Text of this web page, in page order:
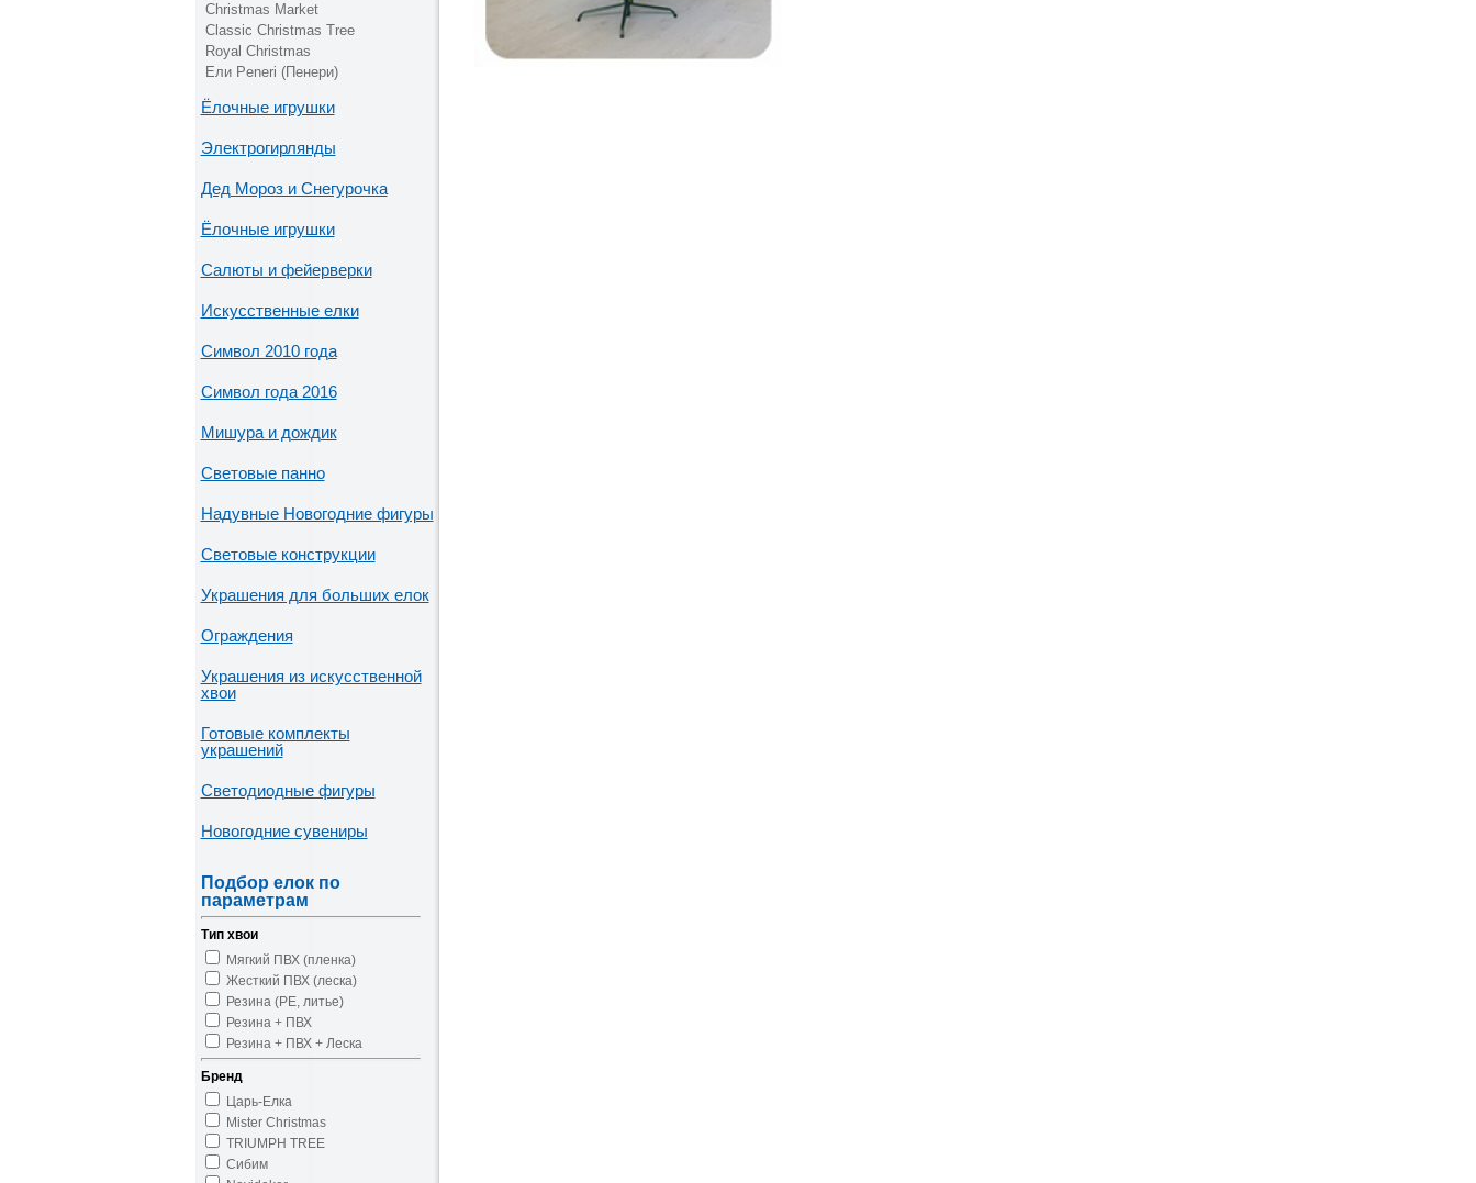
Christmas Market
Classic Christmas Tree
Royal Christmas
Ели Peneri (Пенери)
Ёлочные игрушки
Электрогирлянды
Дед Мороз и Снегурочка
Ёлочные игрушки
Салюты и фейерверки
Искусственные елки
Символ 2010 года
Символ года 2016
Мишура и дождик
Световые панно
Надувные Новогодние фигуры
Световые конструкции
Украшения для больших елок
Ограждения
Украшения из искусственной
хвои
Готовые комплекты
украшений
Светодиодные фигуры
Новогодние сувениры
Подбор елок по
параметрам
Тип хвои
Мягкий ПВХ (пленка)
Жесткий ПВХ (леска)
Резина (PE, литье)
Резина + ПВХ
Резина + ПВХ + Леска
Бренд
Царь-Елка
Mister Christmas
TRIUMPH TREE
Сибим